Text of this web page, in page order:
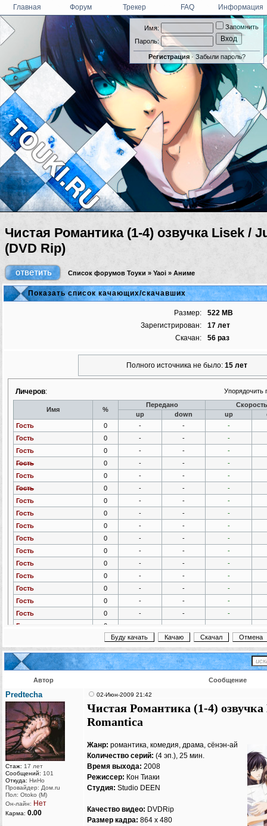
Имя:
Пароль:
Запомнить
Регистрация· Забыли пароль?
Главная Форум Трекер FAQ Информация
Чистая Романтика (1-4) озвучка Lisek /
(DVD Rip)
Список форумов Тоуки » Yaoi » Аниме
Показать список качающих/скачавших
Размер:
522 MB
Зарегистрирован:
17 лет
Скачан:
56 раз
Полного источника не было: 15 лет
Личеров: Упорядочить
Имя %
Передано
up
down up
Гость
0 - -
-
Гость
0 - -
-
Гость
0 - -
-
Гость
0 - -
-
Гость
0 - -
-
Гость
0 - -
-
Гость
0 - -
-
Гость
0 - -
-
Гость
0 - -
-
Гость
0 - -
-
Гость
0 - -
-
Гость
0 - -
-
Гость
0 - -
-
Гость
0 - -
-
Гость
0 - -
-
Гость
0 - -
-
Гость
0
- -
Гость
0 - -
-
Гость
0 - -
-
Гость
Гость
0 - -
-
Гость
0 -
Гость
Гость
Гость
0 -
Гость
0 -
Гость
0 -
Гость
Гость
0 -
Автор Сообщение
Predtecha
Стаж: 17 лет
Сообщений: 101
Откуда: НиНо
Провайдер: Дом.ru
Пол: Otoko (M)
Он-лайн: Нет
Карма: 0.00
02-Июн-2009 21:42
Чистая Романтика (1-4)
Romantica
Жанр: романтика, комедия, драма, сёнэн-ай
Количество серий: (4 эп.), 25 мин.
Время выхода: 2008
Режиссер: Кон Тиаки
Студия: Studio DEEN
Качество видео: DVDRip
Размер кадра: 864 x 480